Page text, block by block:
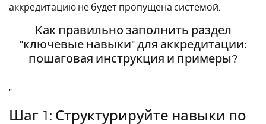
аккредитацию не будет пропущена системой.
Как правильно заполнить раздел
"ключевые навыки" для аккредитации:
пошаговая инструкция и примеры?
"
Шаг 1: Структурируйте навыки по